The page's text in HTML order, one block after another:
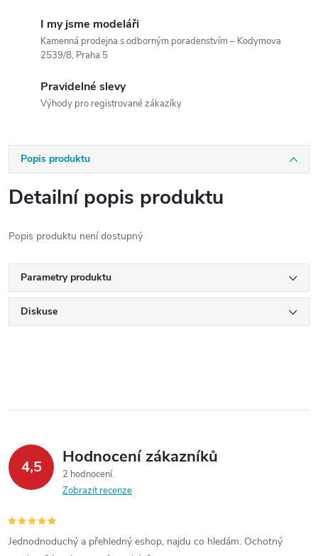
I my jsme modeláři
Kamenná prodejna s odborným poradenstvím – Kodymova
2539/8, Praha 5
Pravidelné slevy
Výhody pro registrované zákazíky
Popis produktu
Detailní popis produktu
Popis produktu není dostupný
Parametry produktu
Diskuse
4,5 Hodnocení zákazníků
2 hodnocení
Zobrazit recenze
Jednodnoduchý a přehledný eshop, najdu co hledám. Ochotný